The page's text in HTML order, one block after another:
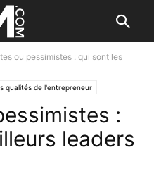
ou pessimistes : qui sont les
qualités de l'entrepreneur
:
leaders